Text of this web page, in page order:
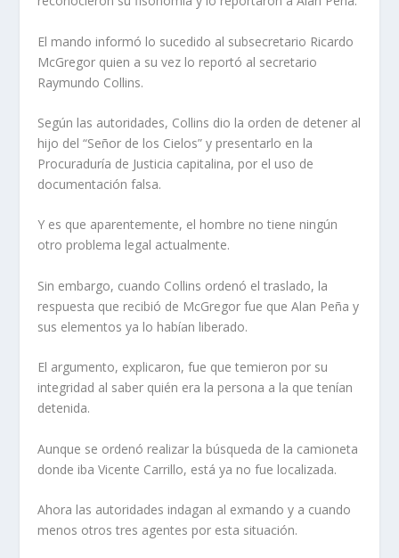
El mando informó lo sucedido al subsecretario Ricardo
McGregor quien a su vez lo reportó al secretario
Raymundo Collins.
Según las autoridades, Collins dio la orden de detener al
hijo del “Señor de los Cielos” y presentarlo en la
Procuraduría de Justicia capitalina, por el uso de
documentación falsa.
Y es que aparentemente, el hombre no tiene ningún
otro problema legal actualmente.
Sin embargo, cuando Collins ordenó el traslado, la
respuesta que recibió de McGregor fue que Alan Peña y
sus elementos ya lo habían liberado.
El argumento, explicaron, fue que temieron por su
integridad al saber quién era la persona a la que tenían
detenida.
Aunque se ordenó realizar la búsqueda de la camioneta
donde iba Vicente Carrillo, está ya no fue localizada.
Ahora las autoridades indagan al exmando y a cuando
menos otros tres agentes por esta situación.